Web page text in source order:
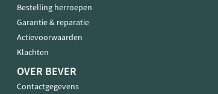
Bestelling herroepen
Garantie & reparatie
Actievoorwaarden
Klachten
OVER BEVER
Contactgegevens